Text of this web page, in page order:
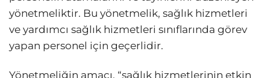
yönetmeliktir. Bu yönetmelik, sağlık hizmetleri
ve yardımcı sağlık hizmetleri sınıflarında görev
yapan personel için geçerlidir.
Yönetmeliğin amacı, “sağlık hizmetlerinin etkin